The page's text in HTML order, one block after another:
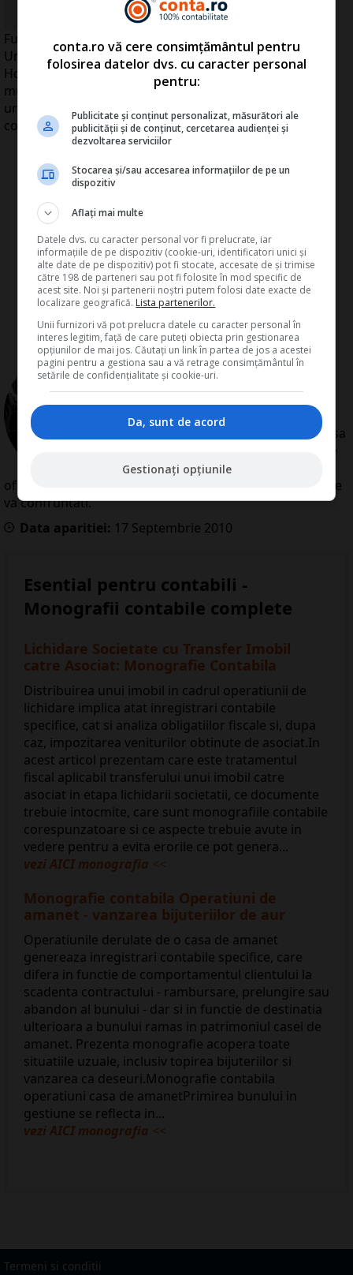
Furnizorul de servicii medicale private Centrul Medical
Unirea va fuziona cu compania Euroclinic
Hospital&Medical Centers, care deţine un spital şi mai
multe clinici, deţinută de grupul Eureko, operaţiunea
urmând să fie anunţată luni, 20 septembrie, într-o
conferinţă de presă.
deRedactia Conta
Redactia Conta este alcatuita din
domenii precum contabilitate si
fiscalitate. Colectivul si-a propus sa
creeze continut interesant si bine
documentat pentru cititori. Va
oferim solutii utile pentru orice dilema legislativa cu care
va confruntati.
Data aparitiei: 17 Septembrie 2010
Esential pentru contabili -
Monografii contabile complete
Lichidare Societate cu Transfer Imobil
catre Asociat: Monografie Contabila
Distribuirea unui imobil in cadrul operatiunii de
lichidare implica atat inregistrari contabile
specifice, cat si analiza obligatiilor fiscale si, dupa
caz, impozitarea veniturilor obtinute de asociat.In
acest articol prezentam care este tratamentul
fiscal aplicabil transferului unui imobil catre
asociat in etapa lichidarii societatii, ce documente
trebuie intocmite, care sunt monografiile contabile
corespunzatoare si ce aspecte trebuie avute in
vedere pentru a evita erorile ce pot genera...
vezi AICI monografia <<
Monografie contabila Operatiuni de
amanet - vanzarea bijuteriilor de aur
Operatiunile derulate de o casa de amanet
genereaza inregistrari contabile specifice, care
difera in functie de comportamentul clientului la
scadenta contractului - rambursare, prelungire sau
abandon al bunului - dar si in functie de destinatia
ulterioara a bunului ramas in patrimoniul casei de
amanet. Prezenta monografie acopera toate
situatiile uzuale, inclusiv topirea bijuteriilor si
vanzarea ca deseuri.Monografie contabila
operatiuni casa de amanetPrimirea bunului in
gestiune se reflecta in...
vezi AICI monografia <<
conta.ro vă cere consimțământul pentru
folosirea datelor dvs. cu caracter personal
pentru:
Publicitate și conținut personalizat, măsurători ale
publicității și de conținut, cercetarea audienței și
dezvoltarea serviciilor
Stocarea și/sau accesarea informațiilor de pe un
dispozitiv
Aflați mai multe
Datele dvs. cu caracter personal vor fi prelucrate, iar
informațiile de pe dispozitiv (cookie-uri, identificatori unici și
alte date de pe dispozitiv) pot fi stocate, accesate de și trimise
către 198 de parteneri sau pot fi folosite în mod specific de
acest site. Noi și partenerii noștri putem folosi date exacte de
localizare geografică. Lista partenerilor.
Unii furnizori vă pot prelucra datele cu caracter personal în
interes legitim, față de care puteți obiecta prin gestionarea
opțiunilor de mai jos. Căutați un link în partea de jos a acestei
pagini pentru a gestiona sau a vă retrage consimțământul în
setările de confidențialitate și cookie-uri.
Da, sunt de acord
Gestionați opțiunile
Termeni si conditii